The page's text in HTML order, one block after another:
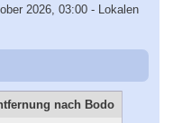
2026, 03:00 - Lokalen
nach Bodo